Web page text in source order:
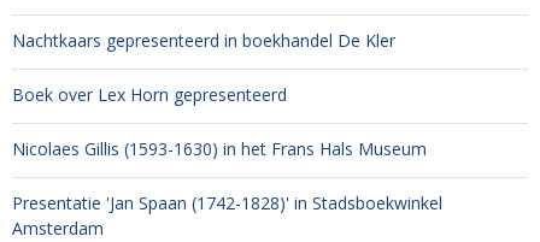
Nachtkaars gepresenteerd in boekhandel De Kler
Boek over Lex Horn gepresenteerd
Nicolaes Gillis (1593-1630) in het Frans Hals Museum
Presentatie 'Jan Spaan (1742-1828)' in Stadsboekwinkel
Amsterdam